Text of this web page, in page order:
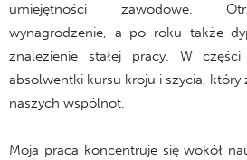
umiejętności zawodowe.
wynagrodzenie, a po roku także
znalezienie stałej pracy. W
absolwentki kursu kroju i szycia, który
naszych wspólnot.
Moja praca koncentruje się wokół